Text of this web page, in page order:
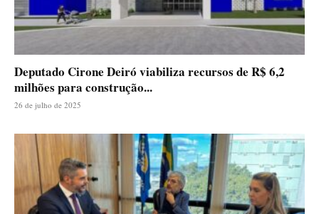
Deputado Cirone Deiró viabiliza recursos de R$ 6,2
milhões para construção...
26 de julho de 2025